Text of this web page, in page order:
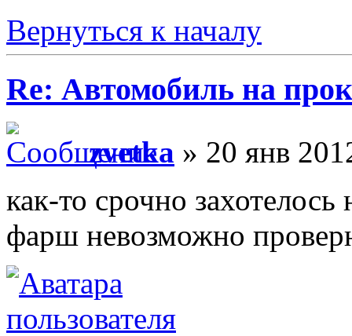
Вернуться к началу
Re: Автомобиль на
zvetka » 20 янв
как-то срочно захотелось
фарш невозможно